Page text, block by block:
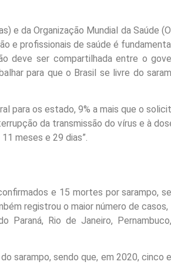
e da Organização Mundial da Saúde
e profissionais de saúde é
deve ser compartilhada entre o
para que o Brasil se livre do
para os estado, 9% a mais que o
da transmissão do vírus e à
meses e 29 dias”.
e 15 mortes por sarampo,
registrou o maior número de casos,
Rio de Janeiro,
sarampo, sendo que, em 2020, cinco